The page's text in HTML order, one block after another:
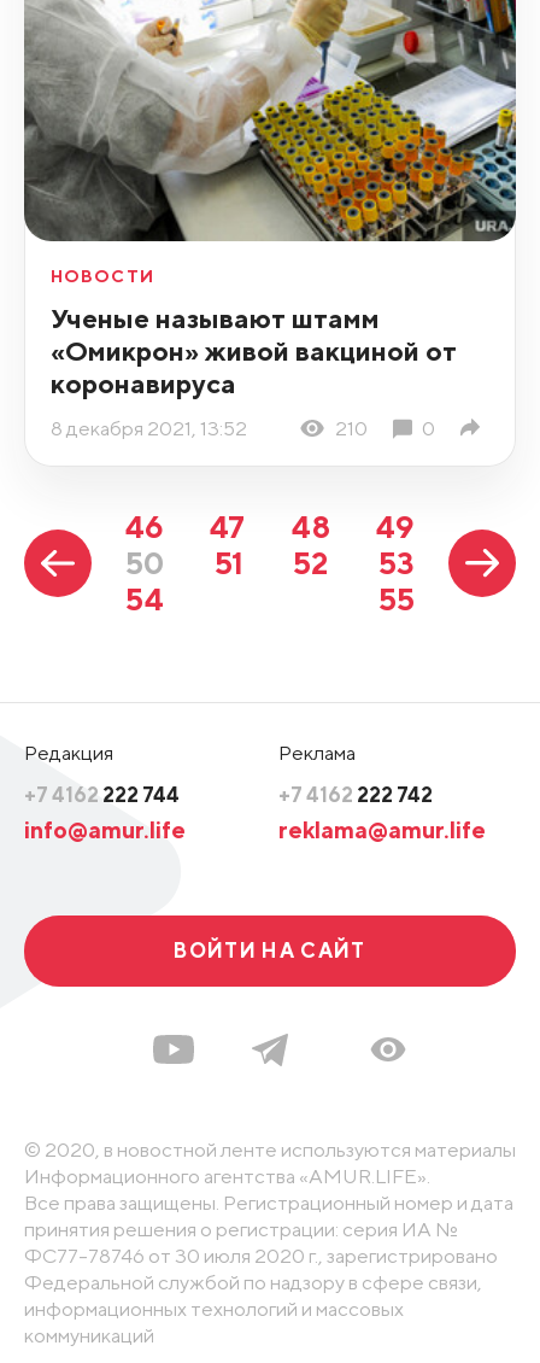
НОВОСТИ
Ученые называют штамм
«Омикрон» живой вакциной от
коронавируса
8 декабря 2021, 13:52 210 0
46 47 48
49
50
51 52
53
54
55
Редакция
+7 4162 222 744
info@amur.life
Реклама
+7 4162 222 742
reklama@amur.life
ВОЙТИ НА САЙТ
© 2020, в новостной ленте используются материалы
Информационного агентства «AMUR.LIFE».
Все права защищены. Регистрационный номер и дата
принятия решения о регистрации: серия ИА №
ФС77-78746 от 30 июля 2020 г., зарегистрировано
Федеральной службой по надзору в сфере связи,
информационных технологий и массовых
коммуникаций